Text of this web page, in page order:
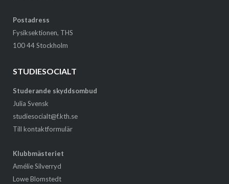
Postadress
Fysiksektionen, THS
100 44 Stockholm
STUDIESOCIALT
Studerande skyddsombud
Julia Svensk
studiesocialt@f.kth.se
Till kontaktformulär
Klubbmästeriet
Amélie Silverryd
Lowe Blomstedt